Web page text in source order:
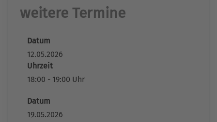
weitere Termine
Datum
12.05.2026
Uhrzeit
18:00 - 19:00 Uhr
Datum
19.05.2026